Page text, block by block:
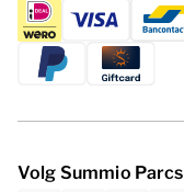
Volg Summio Parcs